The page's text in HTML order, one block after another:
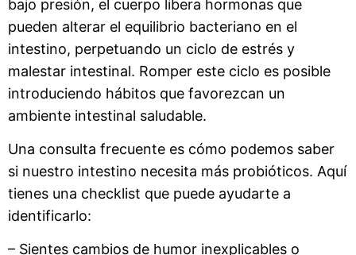
bajo presión, el cuerpo libera hormonas que
pueden alterar el equilibrio bacteriano en el
intestino, perpetuando un ciclo de estrés y
malestar intestinal. Romper este ciclo es posible
introduciendo hábitos que favorezcan un
ambiente intestinal saludable.
Una consulta frecuente es cómo podemos saber
si nuestro intestino necesita más probióticos. Aquí
tienes una checklist que puede ayudarte a
identificarlo:
– Sientes cambios de humor inexplicables o